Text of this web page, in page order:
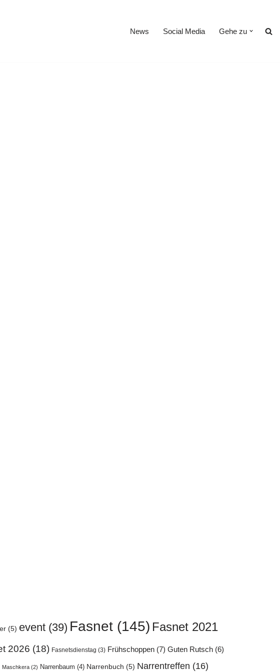
News Social Media Gehe zu
(5) event (39) Fasnet (145) Fasnet 2021
2026 (18) Fasnetsdienstag (3) Frühschoppen (7) Guten Rutsch (6)
Maschkera (2) Narrenbaum (4) Narrenbuch (5) Narrentreffen (16)